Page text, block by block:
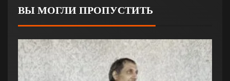
ВЫ МОГЛИ ПРОПУСТИТЬ